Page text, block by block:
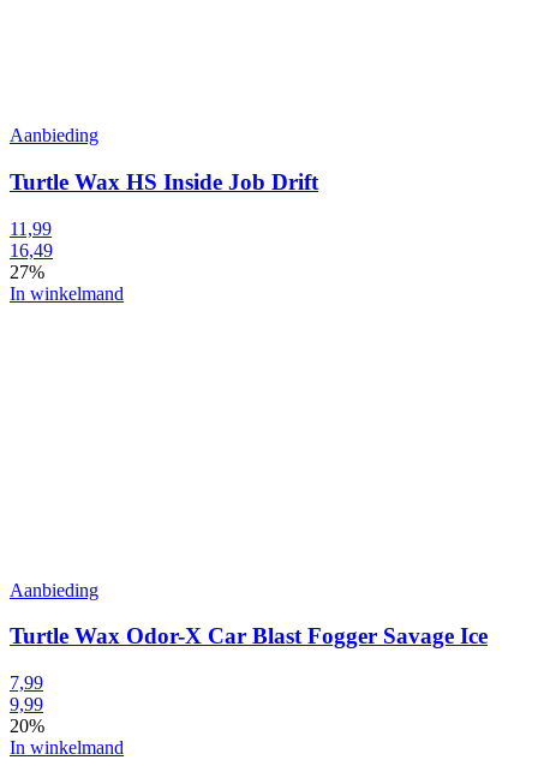
Aanbieding
Turtle Wax HS Inside Job Drift
11,99
16,49
27%
In winkelmand
Aanbieding
Turtle Wax Odor-X Car Blast Fogger Savage Ice
7,99
9,99
20%
In winkelmand